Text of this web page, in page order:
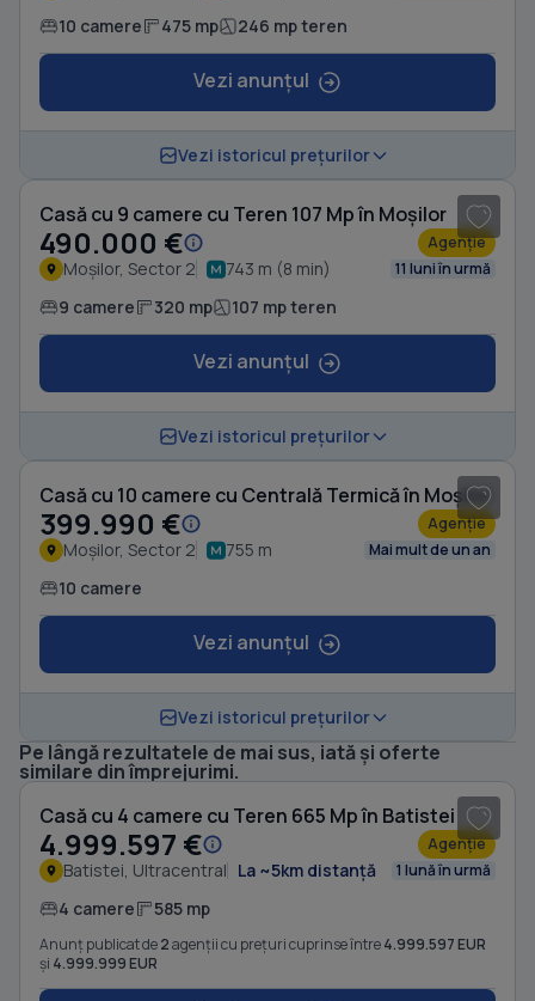
10 camere 475 mp 246 mp teren
Vezi anunțul
Vezi istoricul prețurilor
Casă cu 9 camere cu Teren 107 Mp în Moșilor
490.000 € Agenție
Moșilor, Sector 2 743 m (8 min) 11 luni în urmă
9 camere 320 mp 107 mp teren
Vezi anunțul
Vezi istoricul prețurilor
Casă cu 10 camere cu Centrală Termică în Moșilor
399.990 € Agenție
Moșilor, Sector 2 755 m Mai mult de un an
10 camere
Vezi anunțul
Vezi istoricul prețurilor
Pe lângă rezultatele de mai sus, iată și oferte
similare din împrejurimi.
Casă cu 4 camere cu Teren 665 Mp în Batistei
4.999.597 € Agenție
Batistei, Ultracentral La ~5km distanță 1 lună în urmă
4 camere 585 mp
Anunț publicat de2agenții cu prețuri cuprinse între4.999.597 EUR
și 4.999.999 EUR